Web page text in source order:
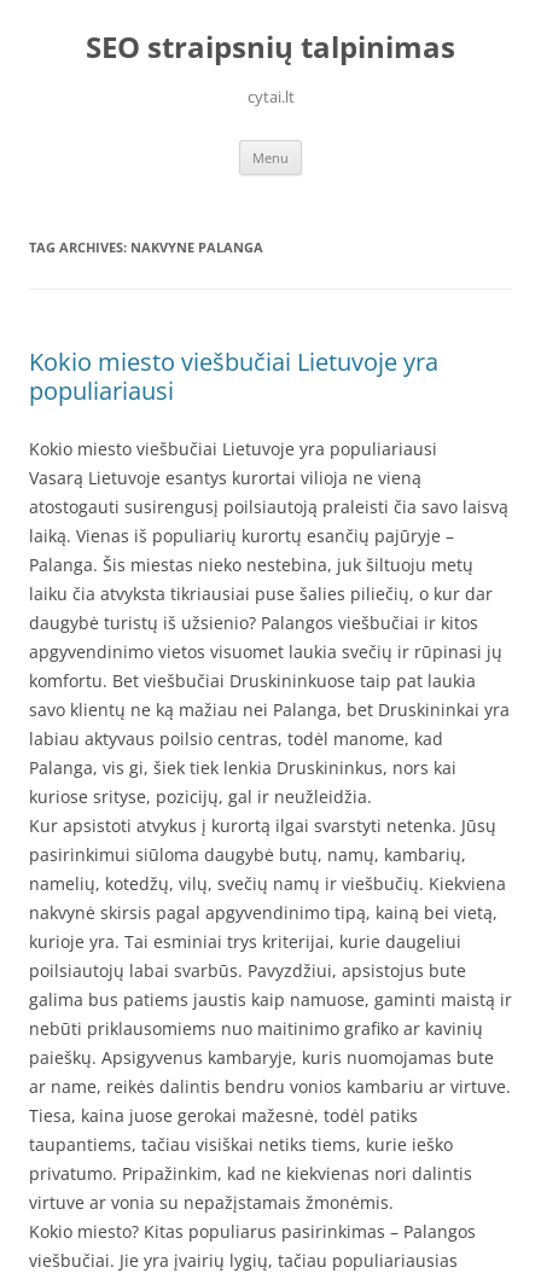
contentSEO straipsnių talpinimas
cytai.lt
Menu
TAG ARCHIVES: NAKVYNE PALANGA
Kokio miesto viešbučiai Lietuvoje yra
populiariausi
Kokio miesto viešbučiai Lietuvoje yra populiariausi
Vasarą Lietuvoje esantys kurortai vilioja ne vieną
atostogauti susirengusį poilsiautoją praleisti čia savo laisvą
laiką. Vienas iš populiarių kurortų esančių pajūryje –
Palanga. Šis miestas nieko nestebina, juk šiltuoju metų
laiku čia atvyksta tikriausiai puse šalies piliečių, o kur dar
daugybė turistų iš užsienio? Palangos viešbučiai ir kitos
apgyvendinimo vietos visuomet laukia svečių ir rūpinasi jų
komfortu. Bet viešbučiai Druskininkuose taip pat laukia
savo klientų ne ką mažiau nei Palanga, bet Druskininkai yra
labiau aktyvaus poilsio centras, todėl manome, kad
Palanga, vis gi, šiek tiek lenkia Druskininkus, nors kai
kuriose srityse, pozicijų, gal ir neužleidžia.
Kur apsistoti atvykus į kurortą ilgai svarstyti netenka. Jūsų
pasirinkimui siūloma daugybė butų, namų, kambarių,
namelių, kotedžų, vilų, svečių namų ir viešbučių. Kiekviena
nakvynė skirsis pagal apgyvendinimo tipą, kainą bei vietą,
kurioje yra. Tai esminiai trys kriterijai, kurie daugeliui
poilsiautojų labai svarbūs. Pavyzdžiui, apsistojus bute
galima bus patiems jaustis kaip namuose, gaminti maistą ir
nebūti priklausomiems nuo maitinimo grafiko ar kavinių
paieškų. Apsigyvenus kambaryje, kuris nuomojamas bute
ar name, reikės dalintis bendru vonios kambariu ar virtuve.
Tiesa, kaina juose gerokai mažesnė, todėl patiks
taupantiems, tačiau visiškai netiks tiems, kurie ieško
privatumo. Pripažinkim, kad ne kiekvienas nori dalintis
virtuve ar vonia su nepažįstamais žmonėmis.
Kokio miesto? Kitas populiarus pasirinkimas – Palangos
viešbučiai. Jie yra įvairių lygių, tačiau populiariausias